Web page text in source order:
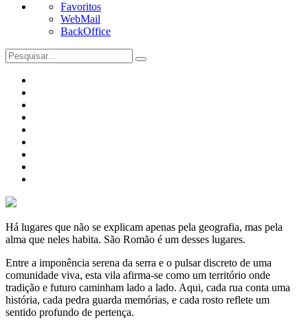
Favoritos
WebMail
BackOffice
Há lugares que não se explicam apenas pela geografia, mas pela
alma que neles habita. São Romão é um desses lugares.
Entre a imponência serena da serra e o pulsar discreto de uma
comunidade viva, esta vila afirma-se como um território onde
tradição e futuro caminham lado a lado. Aqui, cada rua conta uma
história, cada pedra guarda memórias, e cada rosto reflete um
sentido profundo de pertença.